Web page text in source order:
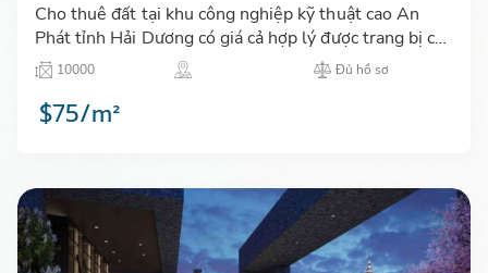
Cho thuê đất tại khu công nghiệp kỹ thuật cao An
Phát tỉnh Hải Dương có giá cả hợp lý được trang bị cơ
sở vật chất đầy đủ và tiện lợi,..…
10000 Đủ hồ sơ
$75/m²